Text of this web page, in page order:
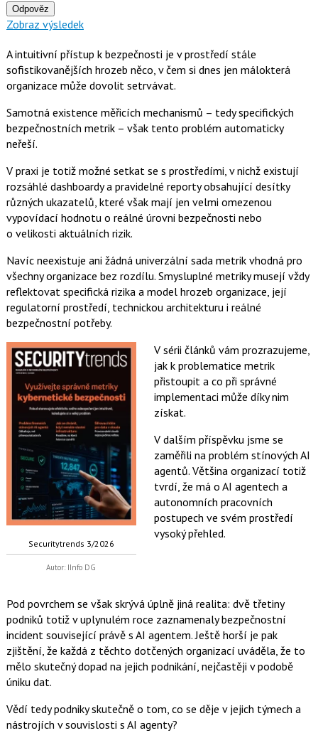
Odpověz
Zobraz výsledek
A intuitivní přístup k bezpečnosti je v prostředí stále
sofistikovanějších hrozeb něco, v čem si dnes jen málokterá
organizace může dovolit setrvávat.
Samotná existence měřicích mechanismů – tedy specifických
bezpečnostních metrik – však tento problém automaticky
neřeší.
V praxi je totiž možné setkat se s prostředími, v nichž existují
rozsáhlé dashboardy a pravidelné reporty obsahující desítky
různých ukazatelů, které však mají jen velmi omezenou
vypovídací hodnotu o reálné úrovni bezpečnosti nebo
o velikosti aktuálních rizik.
Navíc neexistuje ani žádná univerzální sada metrik vhodná pro
všechny organizace bez rozdílu. Smysluplné metriky musejí vždy
reflektovat specifická rizika a model hrozeb organizace, její
regulatorní prostředí, technickou architekturu i reálné
bezpečnostní potřeby.
Securitytrends 3/2026
Autor: IInfo DG
V sérii článků vám prozrazujeme,
jak k problematice metrik
přistoupit a co při správné
implementaci může díky nim
získat.
V dalším příspěvku jsme se
zaměřili na problém stínových AI
agentů. Většina organizací totiž
tvrdí, že má o AI agentech a
autonomních pracovních
postupech ve svém prostředí
vysoký přehled.
Pod povrchem se však skrývá úplně jiná realita: dvě třetiny
podniků totiž v uplynulém roce zaznamenaly bezpečnostní
incident související právě s AI agentem. Ještě horší je pak
zjištění, že každá z těchto dotčených organizací uváděla, že to
mělo skutečný dopad na jejich podnikání, nejčastěji v podobě
úniku dat.
Vědí tedy podniky skutečně o tom, co se děje v jejich týmech a
nástrojích v souvislosti s AI agenty?